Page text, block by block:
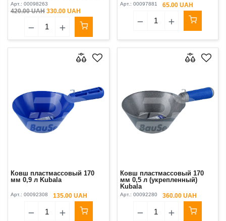
Арт.: 00098263
420.00 UAH 330.00 UAH
Арт.: 00097881 65.00 UAH
Ковш пластмассовый 170
мм 0,9 л Kubala
Арт.: 00092308 135.00 UAH
Ковш пластмассовый 170
мм 0,5 л (укрепленный)
Kubala
Арт.: 00092280 360.00 UAH